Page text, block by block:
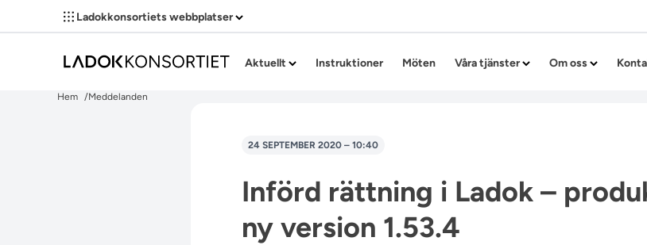
Ladokkonsortiets webbplatser
Aktuellt Instruktioner Möten Våra tjänster Om oss
Hem Meddelanden
24 SEPTEMBER 2020 – 10:40
Införd rättning i Ladok –
ny version 1.53.4